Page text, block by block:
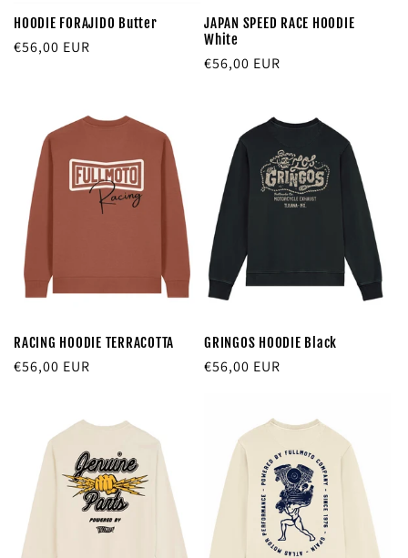
HOODIE FORAJIDO Butter
Precio
€56,00 EUR
JAPAN SPEED RACE HOODIE
White
Precio
€56,00 EUR
RACING HOODIE TERRACOTTA
Precio
€56,00 EUR
GRINGOS HOODIE Black
Precio
€56,00 EUR